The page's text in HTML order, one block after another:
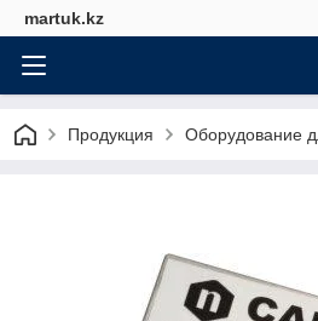
martuk.kz
Продукция Оборудование